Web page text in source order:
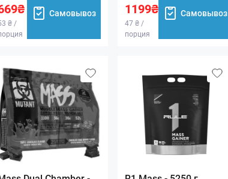
₴ /
Самовывоз 1199₴
47 ₴ /
порция
Самовывоз